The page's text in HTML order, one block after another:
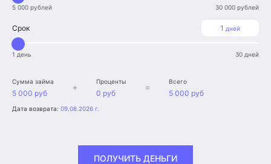
5 000 рублей 30 000 рублей
1 дней
Срок
1 день 30 дней
Сумма займа
5 000 руб
+ Проценты
0 руб
= Всего
5 000 руб
Дата возврата: 09.08.2026 г.
ПОЛУЧИТЬ ДЕНЬГИ